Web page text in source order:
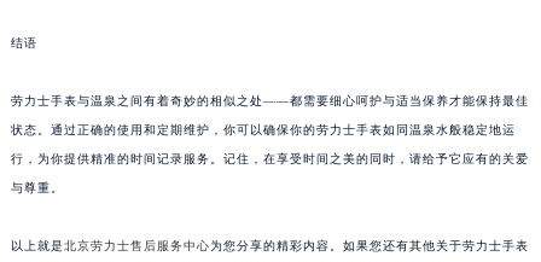
结语
劳力士手表与温泉之间有着奇妙的相似之处——都需要细心呵护与适当保养才能保持最佳
状态。通过正确的使用和定期维护，你可以确保你的劳力士手表如同温泉水般稳定地运
行，为你提供精准的时间记录服务。记住，在享受时间之美的同时，请给予它应有的关爱
与尊重。
以上就是北京劳力士售后服务中心为您分享的精彩内容。如果您还有其他关于劳力士手表